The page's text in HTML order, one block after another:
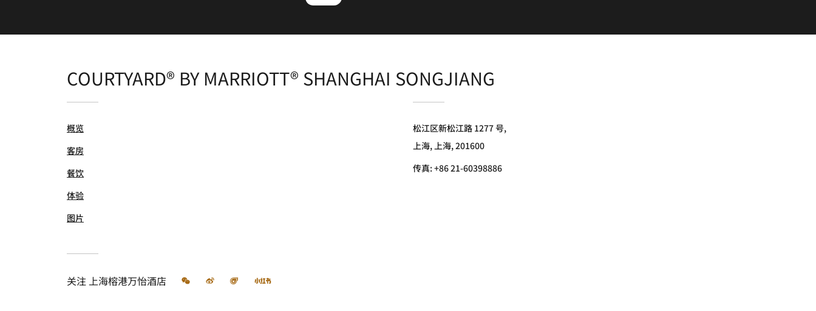
COURTYARD® BY MARRIOTT® SHANGHAI SONGJIANG
概览
客房
餐饮
体验
图片
松江区新松江路 1277 号,
上海, 上海, 201600
传真:+86 21-60398886
关注上海榕港万怡酒店 微信 微博 飞猪 小红书